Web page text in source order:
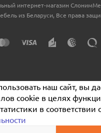
интернет-магазин
из Беларуси, Все права
наш сайт, вы
cookie в целях
в соответствии с